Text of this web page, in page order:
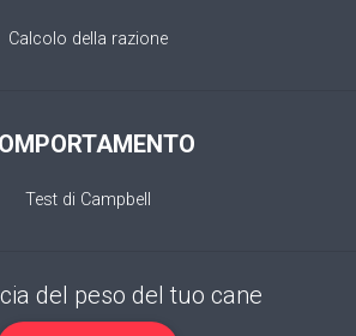
Calcolo della razione
Test di Campbell
del peso del tuo cane